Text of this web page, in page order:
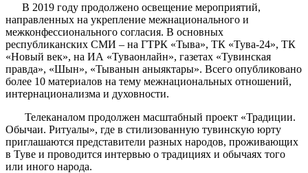
В 2019 году продолжено освещение мероприятий,
направленных на укрепление межнационального и
межконфессионального согласия. В основных
республиканских СМИ – на ГТРК «Тыва», ТК «Тува-24», ТК
«Новый век», на ИА «Туваонлайн», газетах «Тувинская
правда», «Шын», «Тыванын аныяктары». Всего опубликовано
более 10 материалов на тему межнациональных отношений,
интернационализма и духовности.
Телеканалом продолжен масштабный проект «Традиции.
Обычаи. Ритуалы», где в стилизованную тувинскую юрту
приглашаются представители разных народов, проживающих
в Туве и проводится интервью о традициях и обычаях того
или иного народа.